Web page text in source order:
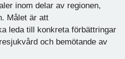
inom delar av regionen,
Målet är att
leda till konkreta förbättringar
och bemötande av